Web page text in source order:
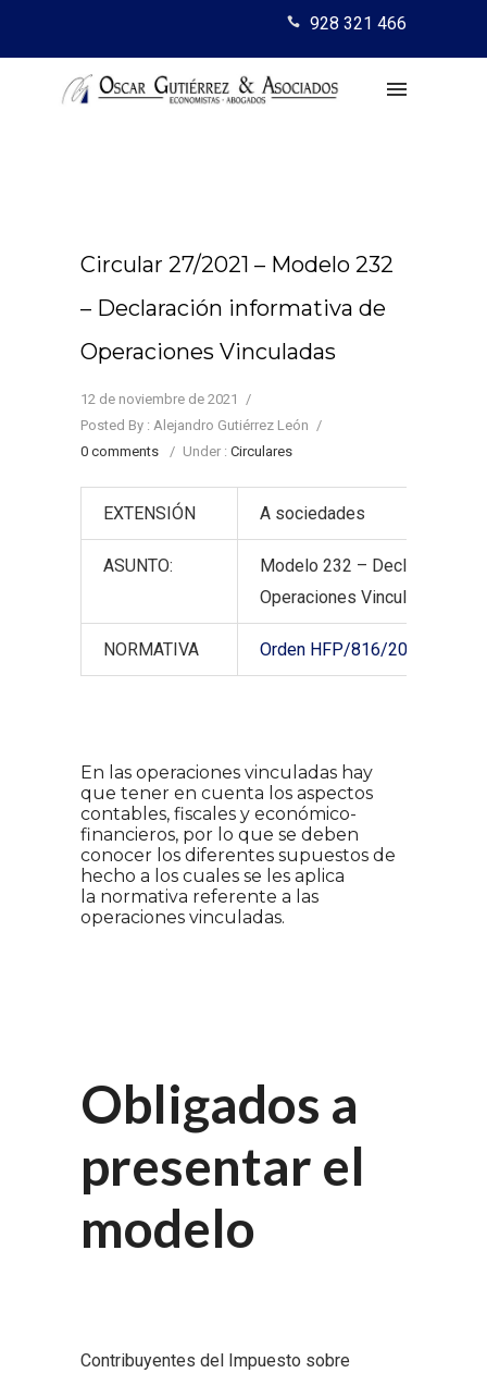
928 321 466
Circular 27/2021 – Modelo 232
– Declaración informativa de
Operaciones Vinculadas
12 de noviembre de 2021 /
Posted By : Alejandro Gutiérrez León /
0 comments
/ Under : Circulares
EXTENSIÓN A sociedades
ASUNTO:
Modelo 232 – Declaración
Operaciones Vinculadas
NORMATIVA Orden HFP/816/2017, de 28
En las operaciones vinculadas hay
que tener en cuenta los aspectos
contables, fiscales y económico-
financieros, por lo que se deben
conocer los diferentes supuestos de
hecho a los cuales se les aplica
la normativa referente a las
operaciones vinculadas.
Obligados a
presentar el
modelo
Contribuyentes del Impuesto sobre